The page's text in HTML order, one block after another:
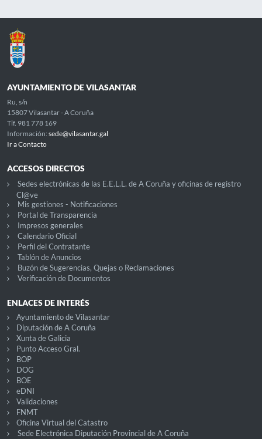
AYUNTAMIENTO DE VILASANTAR
Ru, s/n
15807 Vilasantar - A Coruña
Tlf. 981 778 169
Información: sede@vilasantar.gal
Ir a Contacto
ACCESOS DIRECTOS
Sedes electrónicas de las E.E.L.L. de A Coruña y oficinas de registro
Cl@ve
Mis gestiones - Notificaciones
Portal de Transparencia
Impresos generales
Calendario Oficial
Perfil del Contratante
Tablón de Anuncios
Buzón de Sugerencias, Quejas o Reclamaciones
Verificación de Documentos
ENLACES DE INTERÉS
Ayuntamiento de Vilasantar
Diputación de A Coruña
Xunta de Galicia
Punto Acceso Gral.
BOP
DOG
BOE
eDNI
Validaciones
FNMT
Oficina Virtual del Catastro
Sede Electrónica Diputación Provincial de A Coruña